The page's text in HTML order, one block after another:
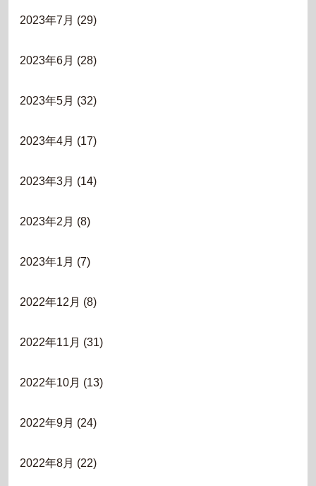
2023年7月 (29)
2023年6月 (28)
2023年5月 (32)
2023年4月 (17)
2023年3月 (14)
2023年2月 (8)
2023年1月 (7)
2022年12月 (8)
2022年11月 (31)
2022年10月 (13)
2022年9月 (24)
2022年8月 (22)